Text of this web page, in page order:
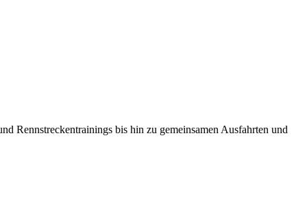
Rennstreckentrainings bis hin zu gemeinsamen Ausfahrten und